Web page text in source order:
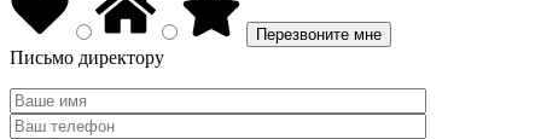
Письмо директору